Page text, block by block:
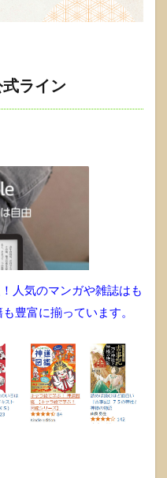
ライン
人気のマンガや雑誌はも
豊富に揃っています。